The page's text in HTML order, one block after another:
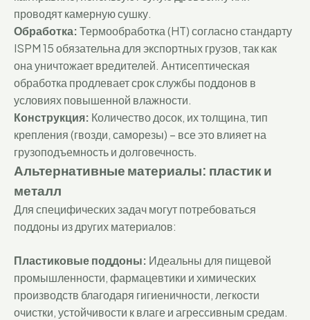
проводят камерную сушку.
Обработка:Термообработка (HT) согласно стандарту
ISPM 15 обязательна для экспортных грузов, так как
она уничтожает вредителей. Антисептическая
обработка продлевает срок службы поддонов в
условиях повышенной влажности.
Конструкция: Количество досок, их толщина, тип
крепления (гвозди, саморезы) – все это влияет на
грузоподъемность и долговечность.
Альтернативные материалы: пластик и
металл
Для специфических задач могут потребоваться
поддоны из других материалов:
Пластиковые поддоны: Идеальны для пищевой
промышленности, фармацевтики и химических
производств благодаря гигиеничности, легкости
очистки, устойчивости к влаге и агрессивным средам.